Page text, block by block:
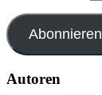
Abonnieren
Autoren